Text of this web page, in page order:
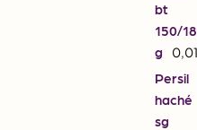
bt
150/
g
Persil
haché
sg